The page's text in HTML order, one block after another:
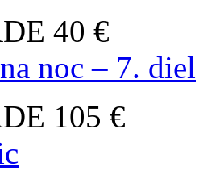
40 €
noc – 7. diel
105 €